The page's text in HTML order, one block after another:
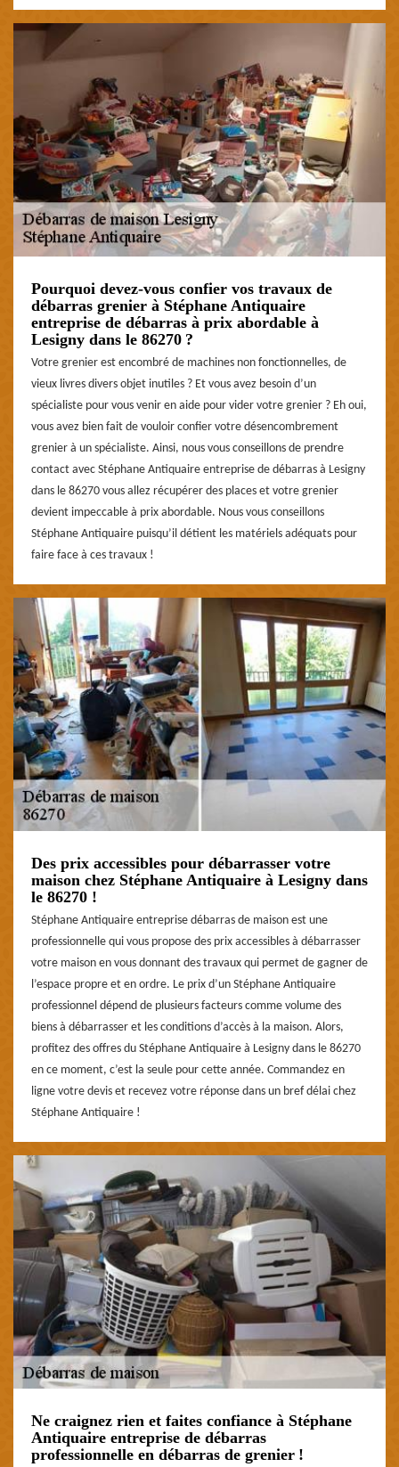
Pourquoi devez-vous confier vos travaux de
débarras grenier à Stéphane Antiquaire
entreprise de débarras à prix abordable à
Lesigny dans le 86270 ?
Votre grenier est encombré de machines non fonctionnelles, de
vieux livres divers objet inutiles ? Et vous avez besoin d’un
spécialiste pour vous venir en aide pour vider votre grenier ? Eh oui,
vous avez bien fait de vouloir confier votre désencombrement
grenier à un spécialiste. Ainsi, nous vous conseillons de prendre
contact avec Stéphane Antiquaire entreprise de débarras à Lesigny
dans le 86270 vous allez récupérer des places et votre grenier
devient impeccable à prix abordable. Nous vous conseillons
Stéphane Antiquaire puisqu’il détient les matériels adéquats pour
faire face à ces travaux !
Des prix accessibles pour débarrasser votre
maison chez Stéphane Antiquaire à Lesigny dans
le 86270 !
Stéphane Antiquaire entreprise débarras de maison est une
professionnelle qui vous propose des prix accessibles à débarrasser
votre maison en vous donnant des travaux qui permet de gagner de
l’espace propre et en ordre. Le prix d’un Stéphane Antiquaire
professionnel dépend de plusieurs facteurs comme volume des
biens à débarrasser et les conditions d’accès à la maison. Alors,
profitez des offres du Stéphane Antiquaire à Lesigny dans le 86270
en ce moment, c’est la seule pour cette année. Commandez en
ligne votre devis et recevez votre réponse dans un bref délai chez
Stéphane Antiquaire !
Ne craignez rien et faites confiance à Stéphane
Antiquaire entreprise de débarras
professionnelle en débarras de grenier !